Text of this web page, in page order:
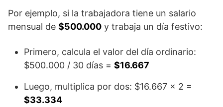
Por ejemplo, si la trabajadora tiene un salario
mensual de $500.000 y trabaja un día festivo:
Primero, calcula el valor del día ordinario:
$500.000 / 30 días = $16.667
Luego, multiplica por dos: $16.667 x 2 =
$33.334